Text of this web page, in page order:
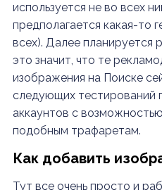
используется не во всех
предполагается какая-то
всех). Далее планируется
это значит, что те
изображения на Поиске
следующих тестирований
аккаунтов с
подобным трафаретам.
Как добавить
Тут все очень просто и